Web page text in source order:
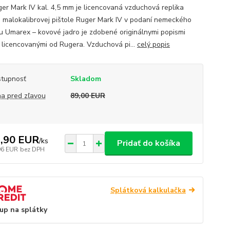
Mark IV kal. 4,5 mm je licencovaná vzduchová replika
malokalibrovej pištole Ruger Mark IV v podaní nemeckého
Umarex – kovové jadro je zdobené originálnymi popismi
od Rugera. Vzduchová pi... celý popis
Skladom
pred zľavou
89,00 EUR
EUR/ks
EUR bez DPH
Pridať do košíka
Splátková kalkulačka
na splátky